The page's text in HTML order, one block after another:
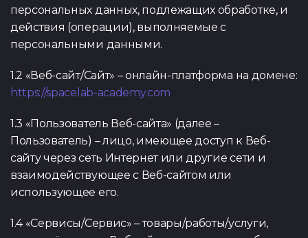
Python/Django
персональных данных, подлежащих обработке, и
действия (операции), выполняемые с
персональными данными.
1.2 «Веб-сайт/Сайт» – онлайн-платформа на домене:
https://spacelab-academy.com
1.3 «Пользователь Веб-сайта» (далее –
Пользователь) – лицо, имеющее доступ к Веб-
сайту через сеть Интернет или другие сети и
взаимодействующее с Веб-сайтом или
использующее его.
1.4 «Сервисы/Сервис» – товары/работы/услуги,